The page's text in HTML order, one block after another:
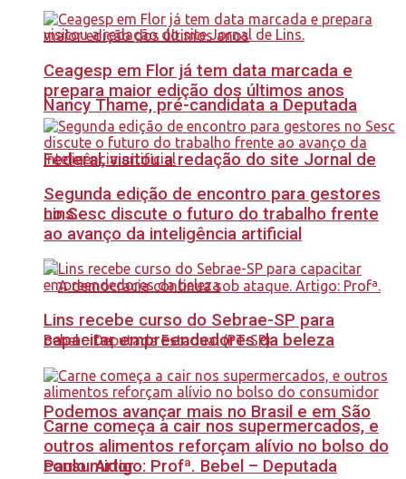
Nancy Thame, pré-candidata a Deputada
Federal, visitou a redação do site Jornal de
Lins.
Podemos avançar mais no Brasil e em São
Paulo. Artigo: Profª. Bebel – Deputada
Ceagesp em Flor já tem data marcada e
prepara maior edição dos últimos anos
Segunda edição de encontro para gestores
no Sesc discute o futuro do trabalho frente
ao avanço da inteligência artificial
Lins recebe curso do Sebrae-SP para
capacitar empreendedores da beleza
Carne começa a cair nos supermercados, e
outros alimentos reforçam alívio no bolso do
consumidor